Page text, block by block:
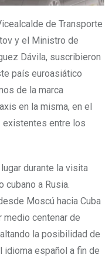
de Transporte
y el Ministro de
Dávila, suscribieron
país euroasiático
de la marca
en la misma, en el
existentes entre los
durante la visita
cubano a Rusia.
Moscú hacia Cuba
medio centenar de
la posibilidad de
español a fin de